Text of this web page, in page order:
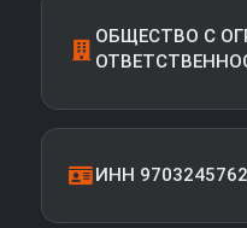
ОБЩЕСТВО С
ИНН